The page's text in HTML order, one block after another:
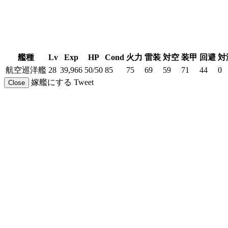
艦種 Lv Exp HP Cond 火力 雷装 対空 装甲 回避 対
航空巡洋艦 28 39,966 50/50 85 75 69 59 71 44 0
Close 嫁艦にする Tweet